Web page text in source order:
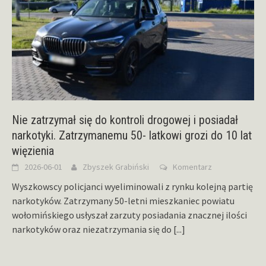
Nie zatrzymał się do kontroli drogowej i posiadał
narkotyki. Zatrzymanemu 50- latkowi grozi do 10 lat
więzienia
2026-06-01 Zbyszek Grabiński Komentarz
Wyszkowscy policjanci wyeliminowali z rynku kolejną partię
narkotyków. Zatrzymany 50-letni mieszkaniec powiatu
wołomińskiego usłyszał zarzuty posiadania znacznej ilości
narkotyków oraz niezatrzymania się do [...]